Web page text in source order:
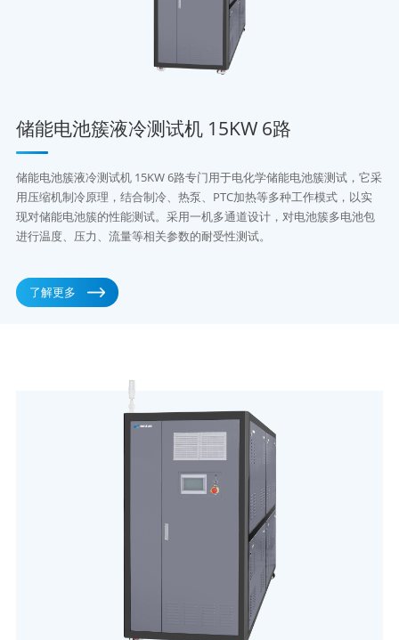
储能电池簇液冷测试机 15KW 6路
储能电池簇液冷测试机 15KW 6路专门用于电化学储能电池簇测试，它采
用压缩机制冷原理，结合制冷、热泵、PTC加热等多种工作模式，以实
现对储能电池簇的性能测试。采用一机多通道设计，对电池簇多电池包
进行温度、压力、流量等相关参数的耐受性测试。
了解更多